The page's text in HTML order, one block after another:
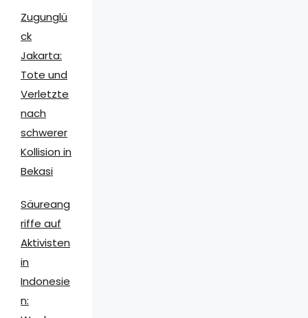
Zugunglü
ck
Jakarta:
Tote und
Verletzte
nach
schwerer
Kollision in
Bekasi
Säureang
riffe auf
Aktivisten
in
Indonesie
n: